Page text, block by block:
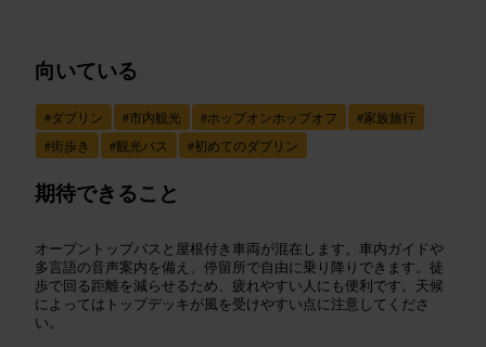
向いている
#ダブリン #市内観光 #ホップオンホップオフ #家族旅行
#街歩き #観光バス #初めてのダブリン
期待できること
オープントップバスと屋根付き車両が混在します。車内ガイドや
多言語の音声案内を備え、停留所で自由に乗り降りできます。徒
歩で回る距離を減らせるため、疲れやすい人にも便利です。天候
によってはトップデッキが風を受けやすい点に注意してくださ
い。